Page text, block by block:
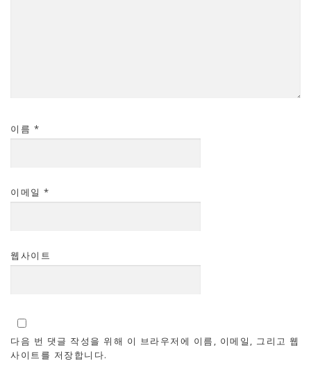
이름 *
이메일 *
웹사이트
다음 번 댓글 작성을 위해 이 브라우저에 이름, 이메일, 그리고 웹
사이트를 저장합니다.